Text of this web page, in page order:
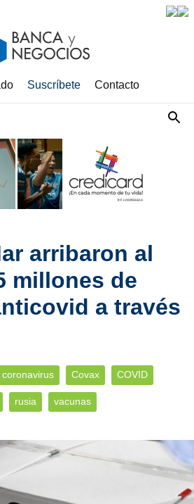
Suscríbete Contacto
arribaron al
millones de
a través
coronavirus Covax COVID
rusia vacunas